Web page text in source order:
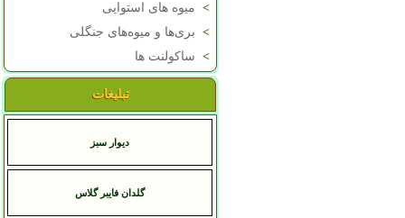
> میوه های استوایی
> بری‌ها و میوه‌های جنگلی
> ساکولنت ها
تبلیغات
دیوار سبز
گلدان فایبر گلاس